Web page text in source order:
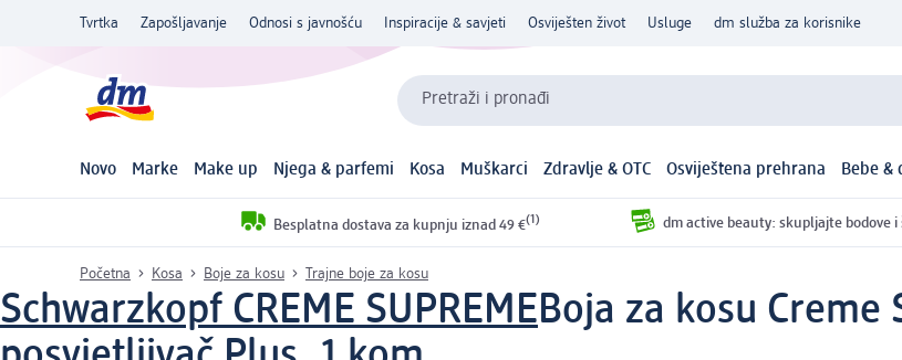
Tvrtka Zapošljavanje Odnosi s javnošću Inspiracije & savjeti Osviješten život Usluge dm služba za korisnike
Pretraži i pronađi
Novo Marke Make up Njega & parfemi Kosa Muškarci Zdravlje & OTC Osviještena prehrana Bebe &
Besplatna dostava za kupnju iznad 49 €(1) dm active beauty: skupljajte bodove i
Početna Kosa Boje za kosu Trajne boje za kosu
Schwarzkopf CREME SUPREMEBoja za kosu Creme